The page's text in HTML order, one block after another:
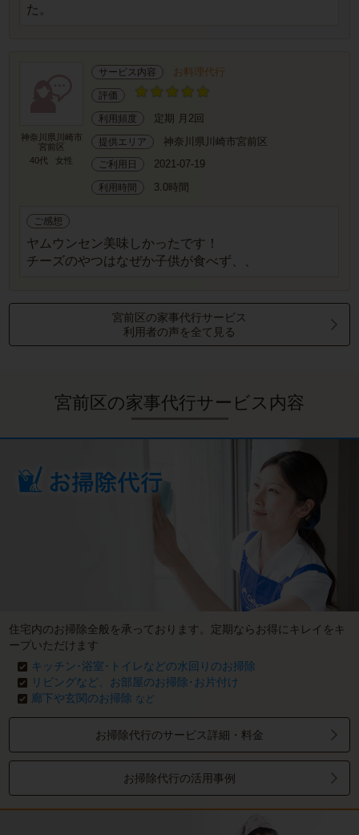
た。
神奈川県川崎市
宮前区
40代
女性
サービス内容 お料理代行
評価
利用頻度 定期 月2回
提供エリア 神奈川県川崎市宮前区
ご利用日 2021-07-19
利用時間 3.0時間
ご感想
ヤムウンセン美味しかったです！
チーズのやつはなぜか子供が食べず、、
宮前区の家事代行サービス
利用者の声を全て見る
宮前区の家事代行サービス内容
住宅内のお掃除全般を承っております。定期ならお得にキレイをキ
ープいただけます
キッチン･浴室･トイレなどの水回りのお掃除
リビングなど、お部屋のお掃除･お片付け
廊下や玄関のお掃除 など
お掃除代行のサービス詳細・料金
お掃除代行の活用事例